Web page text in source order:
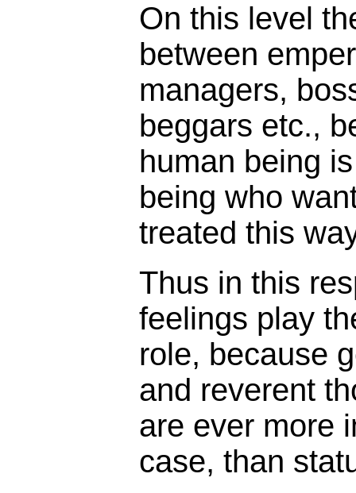
On this level
between
managers,
beggars etc.,
human being
being who
treated this
Thus in this
feelings play
role, because
and reverent
are ever more
case, than